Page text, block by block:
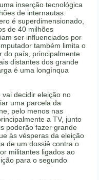
inserção tecnológica
de internautas.
é superdimensionado,
de 40 milhões
ser influenciados por
também limita o
do país, principalmente
distantes dos grande
é uma longínqua
decidir eleição no
uma parcela da
pelo menos nas
a TV, junto
poderão fazer grande
às vésperas da eleição
de um dossiê contra o
militantes ligados ao
para o segundo